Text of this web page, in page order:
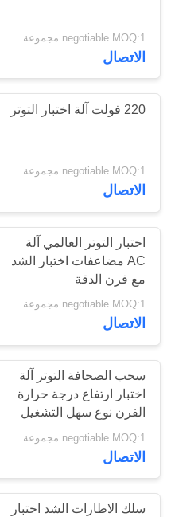
PRIVACY
POLICY
negotiable MOQ:1 مجموعة
الاتصال
220 فولت آلة اختبار التوتر
negotiable MOQ:1 مجموعة
الاتصال
اختبار التوتر العالمي آلة
AC مضاعفات اختبار الشد
مع فرن الدقة
negotiable MOQ:1 مجموعة
الاتصال
سحب الصحافة التوتر آلة
اختبار ارتفاع درجة حرارة
الفرن نوع سهل التشغيل
negotiable MOQ:1 مجموعة
الاتصال
سلك الاطارات الشد اختبار